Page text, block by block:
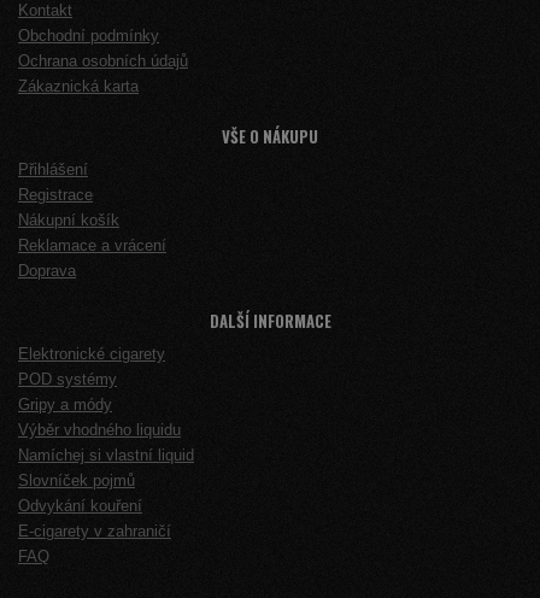
Kontakt
Obchodní podmínky
Ochrana osobních údajů
Zákaznická karta
VŠE O NÁKUPU
Přihlášení
Registrace
Nákupní košík
Reklamace a vrácení
Doprava
DALŠÍ INFORMACE
Elektronické cigarety
POD systémy
Gripy a módy
Výběr vhodného liquidu
Namíchej si vlastní liquid
Slovníček pojmů
Odvykání kouření
E-cigarety v zahraničí
FAQ